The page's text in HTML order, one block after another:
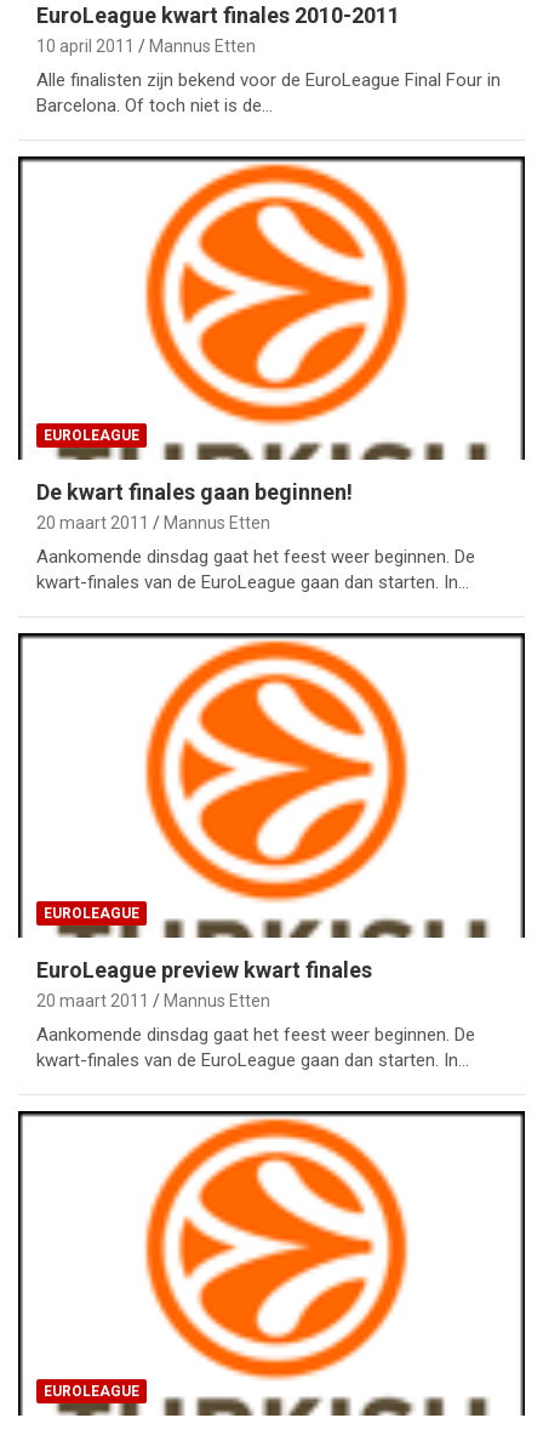
EuroLeague kwart finales 2010-2011
10 april 2011 Mannus Etten
Alle finalisten zijn bekend voor de EuroLeague Final Four in
Barcelona. Of toch niet is de…
EUROLEAGUE
De kwart finales gaan beginnen!
20 maart 2011 Mannus Etten
Aankomende dinsdag gaat het feest weer beginnen. De
kwart-finales van de EuroLeague gaan dan starten. In…
EUROLEAGUE
EuroLeague preview kwart finales
20 maart 2011 Mannus Etten
Aankomende dinsdag gaat het feest weer beginnen. De
kwart-finales van de EuroLeague gaan dan starten. In…
EUROLEAGUE